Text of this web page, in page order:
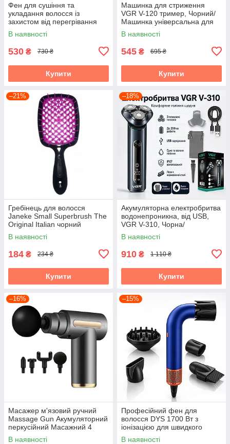
Фен для сушіння та
укладання волосся із
захистом від перегрівання
та концентратором RAF
R.4555 1200W
В наявності
530 ₴ 730 ₴
Купити
Машинка для стриження
VGR V-120 тример, Чорний/
Машинка універсальна для
стриження волосся
В наявності
545 ₴ 695 ₴
Купити
–21%
Гребінець для волосся
Janeke Small Superbrush The
Original Italian чорний
В наявності
184 ₴ 234 ₴
Купити
–18%
Акумуляторна електробритва
водонепроникна, від USB,
VGR V-310, Чорна/
Бездротова бритва
електрична
В наявності
910 ₴ 1 110 ₴
Купити
–16%
Масажер м'язовий ручний
Massage Gun Акумуляторний
перкусійний Масажний 4
насадки для рук ніг шиї
В наявності
–15%
Професійний фен для
волосся DYS 1700 Вт з
іонізацією для швидкого
сушіння 110 000 об/хв
В наявності